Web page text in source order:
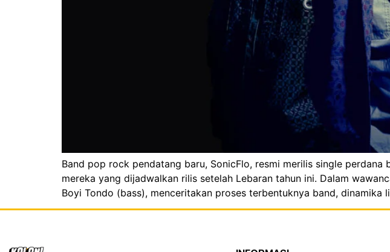
Band pop rock pendatang baru, SonicFlo, resmi merilis single perdana
mereka yang dijadwalkan rilis setelah Lebaran tahun ini. Dalam
Boyi Tondo (bass), menceritakan proses terbentuknya band,